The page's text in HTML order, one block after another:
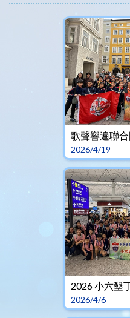
2026/4/19
2026 小六墾
2026/4/6